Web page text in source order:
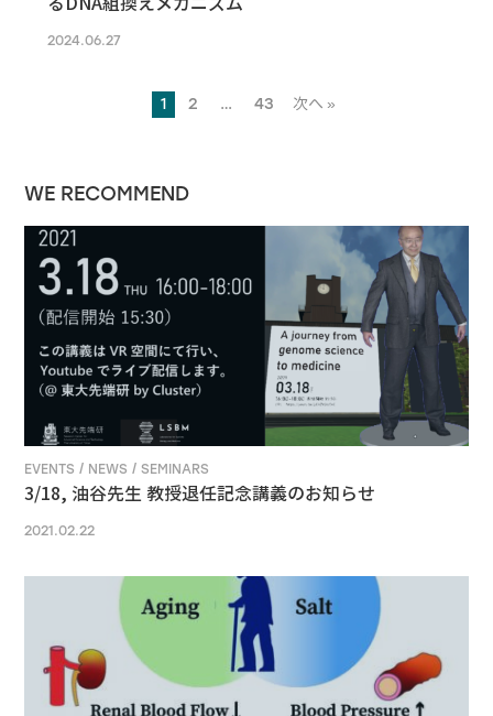
2024.06.27
1 2 … 43 次へ »
WE RECOMMEND
EVENTS / NEWS / SEMINARS
3/18, 油谷先生 教授退任記念講義のお知らせ
2021.02.22